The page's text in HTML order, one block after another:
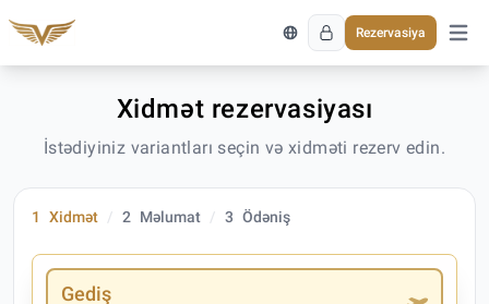
Rezervasiya
Əsas
Xidmət rezervasiyası
İstədiyiniz variantları seçin və xidməti rezerv edin.
1 Xidmət 2 Məlumat 3 Ödəniş
Gediş